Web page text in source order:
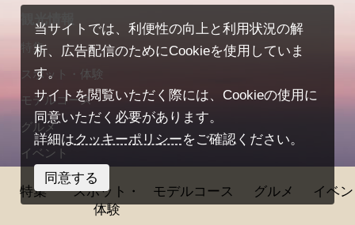
観光情報
特集
スポット・体験
モデルコース
グルメ
イベント
ブログ
旅の予約（宿／体験）
特集
スポット・
体験
モデルコース グルメ イベ
当サイトでは、利便性の向上と利用状況の解
析、広告配信のためにCookieを使用していま
す。
サイトを閲覧いただく際には、Cookieの使用に
同意いただく必要があります。
詳細はクッキーポリシーをご確認ください。
同意する